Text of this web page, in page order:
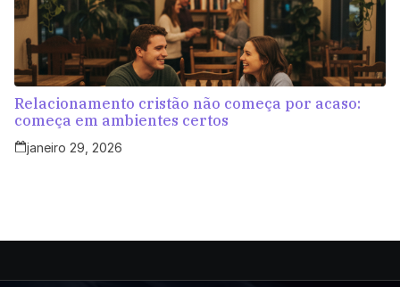
Relacionamento cristão não começa por acaso:
começa em ambientes certos
janeiro 29, 2026